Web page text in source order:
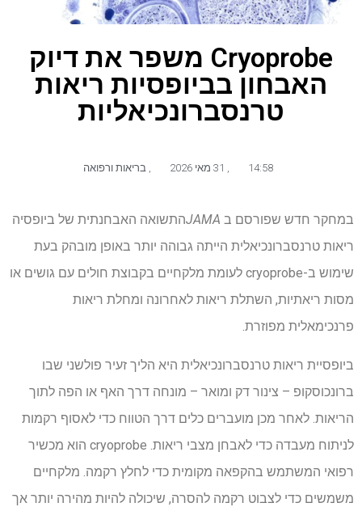
Cryoprobe משפר את דיוק
האבחון בביופסיות ריאות
טרנסברונכיאליות
14:58 בריאות ורפואה
במחקר חדש שפורסם ב JAMAהתשואה האבחנתית של ביופסיה
ריאות טרנסברונכיאלית הייתה גבוהה יותר באופן מובהק בעת
שימוש ב-cryoprobe לעומת מלקחיים בקבוצת חולים עם גושים או
מסות ריאתיות, השתלת ריאות לאחרונה ומחלת ריאות
פרנכימאלית מפוזרת.
ביופסיית ריאות טרנסברונכיאלית היא הליך זעיר פולשני שבו
ברונכוסקופ – צינור דק ומואר – מונחה דרך האף או הפה לתוך
הריאות. לאחר מכן מועברים כלים דרך הטווח כדי לאסוף רקמות
לניתוח מעבדה כדי לאבחן מצבי ריאות. cryoprobe הוא מכשיר
רפואי המשתמש בהקפאה מקומית כדי לחלץ רקמה. מלקחיים
משמשים כדי לצבוט רקמה להסרה, שיכולה להיות מהירה יותר אך